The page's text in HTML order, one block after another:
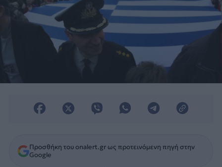
Προσθήκη του onalert.gr ως προτεινόμενη πηγή στην
Google